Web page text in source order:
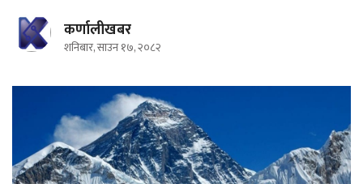
कर्णालीखबर
शनिबार, साउन १७, २०८२